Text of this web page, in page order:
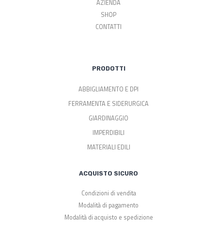
AZIENDA
SHOP
CONTATTI
PRODOTTI
ABBIGLIAMENTO E DPI
FERRAMENTA E SIDERURGICA
GIARDINAGGIO
IMPERDIBILI
MATERIALI EDILI
ACQUISTO SICURO
Condizioni di vendita
Modalità di pagamento
Modalità di acquisto e spedizione